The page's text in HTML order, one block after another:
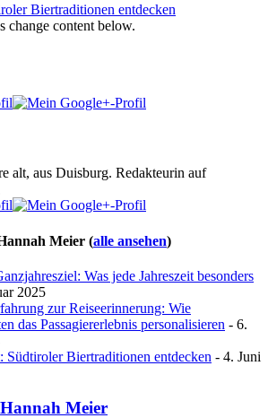
Biertraditionen entdecken
content below.
alt, aus Duisburg. Redakteurin auf
Meier (alle ansehen)
Was jede Jahreszeit besonders
2025
zur Reiseerinnerung: Wie
das Passagiererlebnis personalisieren - 6.
Südtiroler Biertraditionen entdecken - 4. Juni
Hannah Meier